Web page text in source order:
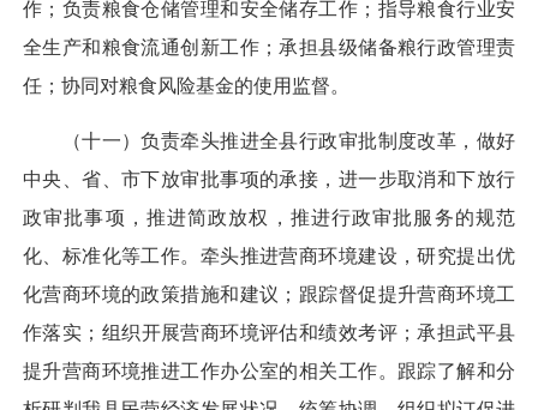
作；负责粮食仓储管理和安全储存工作；指导粮食行业安
全生产和粮食流通创新工作；承担县级储备粮行政管理责
任；协同对粮食风险基金的使用监督。
（十一）负责牵头推进全县行政审批制度改革，做好
中央、省、市下放审批事项的承接，进一步取消和下放行
政审批事项，推进简政放权，推进行政审批服务的规范
化、标准化等工作。牵头推进营商环境建设，研究提出优
化营商环境的政策措施和建议；跟踪督促提升营商环境工
作落实；组织开展营商环境评估和绩效考评；承担武平县
提升营商环境推进工作办公室的相关工作。跟踪了解和分